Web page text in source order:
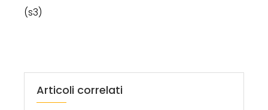
(s3)
Articoli correlati